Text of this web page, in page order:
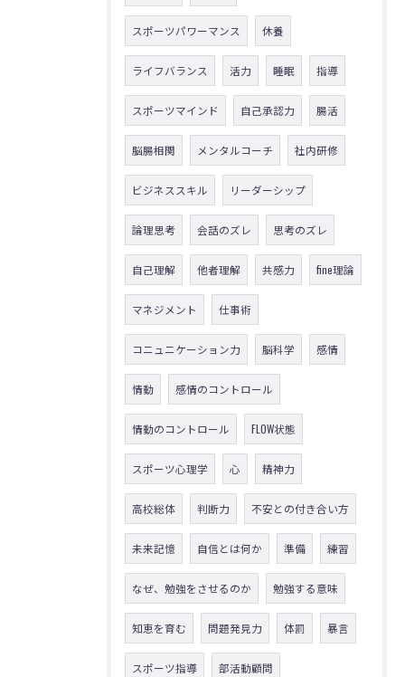
スポーツパワーマンス 休養
ライフバランス 活力 睡眠 指導
スポーツマインド 自己承認力 腸活
脳腸相関 メンタルコーチ 社内研修
ビジネススキル リーダーシップ
論理思考 会話のズレ 思考のズレ
自己理解 他者理解 共感力 fine理論
マネジメント 仕事術
コニュニケーション力 脳科学 感情
情動 感情のコントロール
情動のコントロール FLOW状態
スポーツ心理学 心 精神力
高校総体 判断力 不安との付き合い方
未来記憶 自信とは何か 準備 練習
なぜ、勉強をさせるのか 勉強する意味
知恵を育む 問題発見力 体罰 暴言
スポーツ指導 部活動顧問